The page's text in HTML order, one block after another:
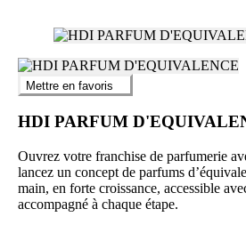
Mettre en favoris
HDI PARFUM
Ouvrez votre franchise de parfumerie
lancez un concept de parfums
main, en forte croissance, accessible
accompagné à chaque étape.